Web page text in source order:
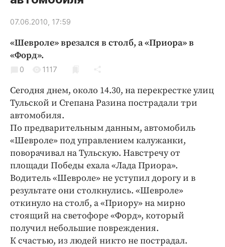
Статьи
Народные новости
Благоустройство
Криминал
Недвижимость и ЖКХ
Образование
Общество
Погода
Праздники
Происшествия
Спорт
Экономика и бизнес
ПРОЕКТЫ
Блоги
07.06.2010, 17:59
«Шевроле» врезался в столб, а «Приора» в
«Форд».
0 1117
Сегодня днем, около 14.30, на перекрестке улиц
Тульской и Степана Разина пострадали три
автомобиля.
По предварительным данным, автомобиль
«Шевроле» под управлением калужанки,
поворачивал на Тульскую. Навстречу от
площади Победы ехала «Лада Приора».
Водитель «Шевроле» не уступил дорогу и в
результате они столкнулись. «Шевроле»
откинуло на столб, а «Приору» на мирно
стоящий на светофоре «Форд», который
получил небольшие повреждения.
К счастью, из людей никто не пострадал.